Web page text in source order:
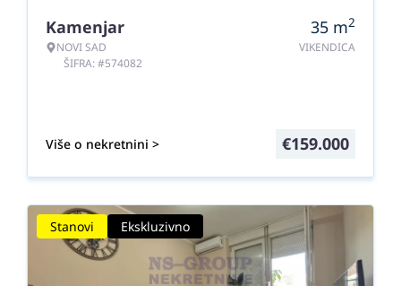
Kamenjar
NOVI SAD
ŠIFRA: #574082
35 m2
VIKENDICA
Više o nekretnini > €159.000
Stanovi Ekskluzivno